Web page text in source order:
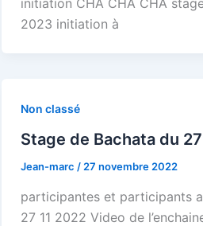
initiation CHA CHA CHA
2023 initiation à
Non classé
Stage de Bachata du
Jean-marc / 27 novembre 2022
participantes et participants
27 11 2022 Video de